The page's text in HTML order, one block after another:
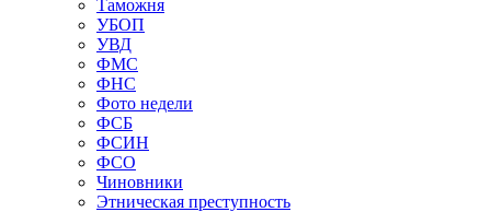
Таможня
УБОП
УВД
ФМС
ФНС
Фото недели
ФСБ
ФСИН
ФСО
Чиновники
Этническая преступность